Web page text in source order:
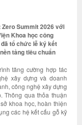
Summit 2026 với
Khoa học công
tổ chức lễ ký kết
tảng tiêu chuẩn
tăng cường hợp tác
xây dựng và doanh
công nghệ xây dựng
Thông qua thỏa thuận
khoa học, hoàn thiện
các hệ kết cấu gỗ kỹ